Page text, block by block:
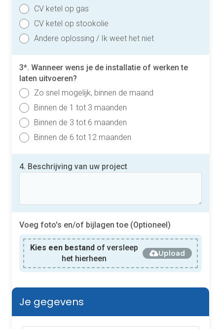
CV ketel op gas
CV ketel op stookolie
Andere oplossing / Ik weet het niet
3*. Wanneer wens je de installatie of werken te
laten uitvoeren?
Zo snel mogelijk, binnen de maand
Binnen de 1 tot 3 maanden
Binnen de 3 tot 6 maanden
Binnen de 6 tot 12 maanden
4. Beschrijving van uw project
Voeg foto's en/of bijlagen toe (Optioneel)
Kies een bestand of versleep
het hierheen
Upload
Je gegevens